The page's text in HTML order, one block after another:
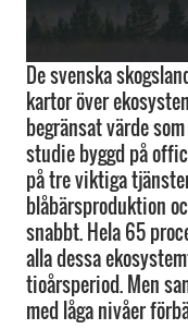
De svenska
kartor över
begränsat värde
studie byggd på
på tre viktiga
blåbärsproduktion
snabbt. Hela 65
alla dessa
tioårsperiod. Men
med låga nivåer